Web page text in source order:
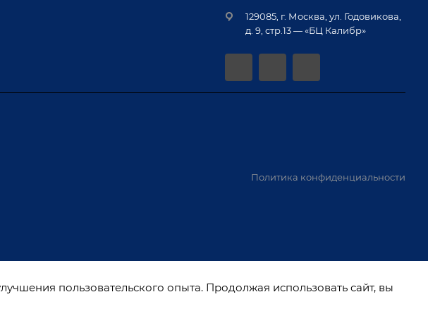
129085, г. Москва, ул. Годовикова,
д. 9, стр.13 — «БЦ Калибр»
Политика конфиденциальности
пользовательского опыта. Продолжая использовать сайт, вы